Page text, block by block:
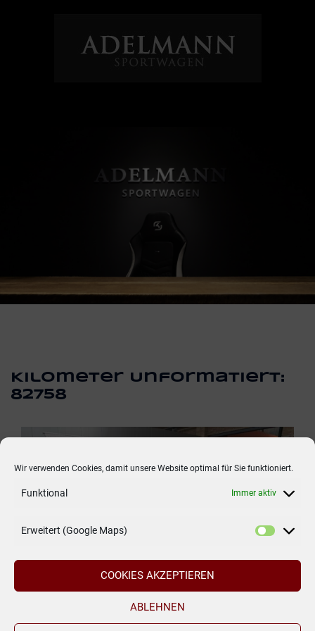
Wir verwenden Cookies, damit unsere Website optimal für Sie funktioniert.
Funktional Immer aktiv
Erweitert (Google Maps)
COOKIES AKZEPTIEREN
ABLEHNEN
Kilometer Unformatiert:
82758